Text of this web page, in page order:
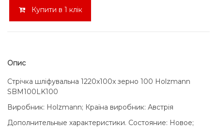
Купити в 1 клік
Опис
Стрічка шліфувальна 1220x100x зерно 100 Holzmann
SBM100LK100
Виробник: Holzmann; Країна виробник: Австрія
Дополнительные характеристики. Состояние: Новое;